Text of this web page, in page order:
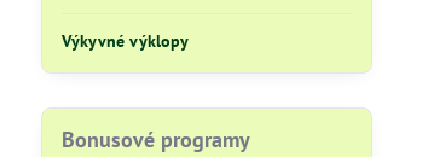
Výkyvné výklopy
Bonusové programy